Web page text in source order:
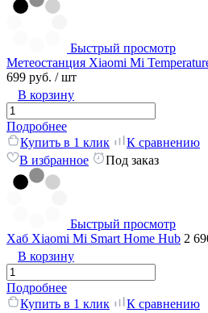
Быстрый просмотр
Метеостанция Xiaomi Mi
699 руб. / шт
В корзину
Подробнее
Купить в 1 клик
К сравнению
В избранное
Под заказ
Быстрый просмотр
Хаб Xiaomi Mi Smart Home Hub 2
В корзину
Подробнее
Купить в 1 клик
К сравнению